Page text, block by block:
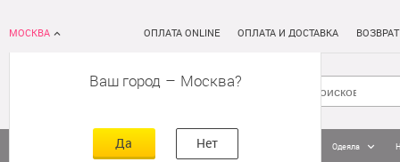
МОСКВА
Ваш город – Москва
Да Нет
ОПЛАТА ONLINE ОПЛАТА И ДОСТАВКА
Кровати Постельное белье Одеяла